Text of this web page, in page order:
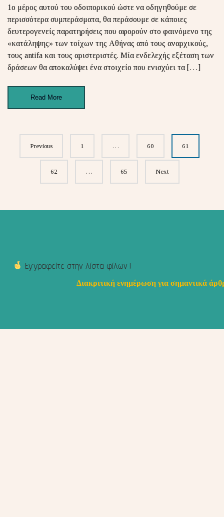
1ο μέρος αυτού του οδοιπορικού ώστε να οδηγηθούμε σε
περισσότερα συμπεράσματα, θα περάσουμε σε κάποιες
δευτερογενείς παρατηρήσεις που αφορούν στο φαινόμενο της
«κατάληψης» των τοίχων της Αθήνας από τους αναρχικούς,
τους antifa και τους αριστεριστές. Μία ενδελεχής εξέταση των
δράσεων θα αποκαλύψει ένα στοιχείο που ενισχύει τα […]
Read More
Posts
navigation
Previous 1 … 60 61
62 … 65 Next
Εγγραφείτε στην λίστα φίλων !
Διακριτική ενημέρωση για σημαντικά